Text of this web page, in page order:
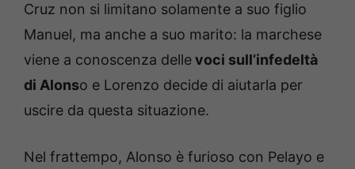
Cruz non si limitano solamente a suo figlio
Manuel, ma anche a suo marito: la marchese
viene a conoscenza dellevoci sull’infedeltà
di Alonso e Lorenzo decide di aiutarla per
uscire da questa situazione.
Nel frattempo, Alonso è furioso con Pelayo e